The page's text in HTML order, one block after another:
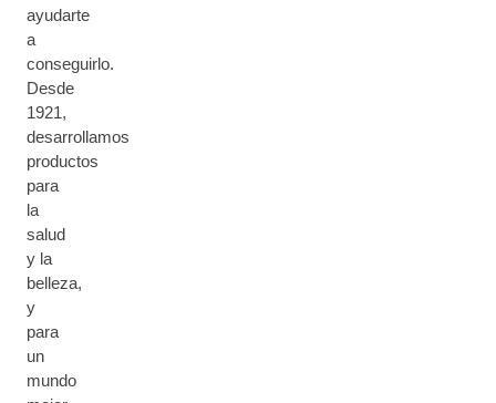
ayudarte
a
conseguirlo.
Desde
1921,
desarrollamos
productos
para
la
salud
y la
belleza,
y
para
un
mundo
B
B
S
I
C